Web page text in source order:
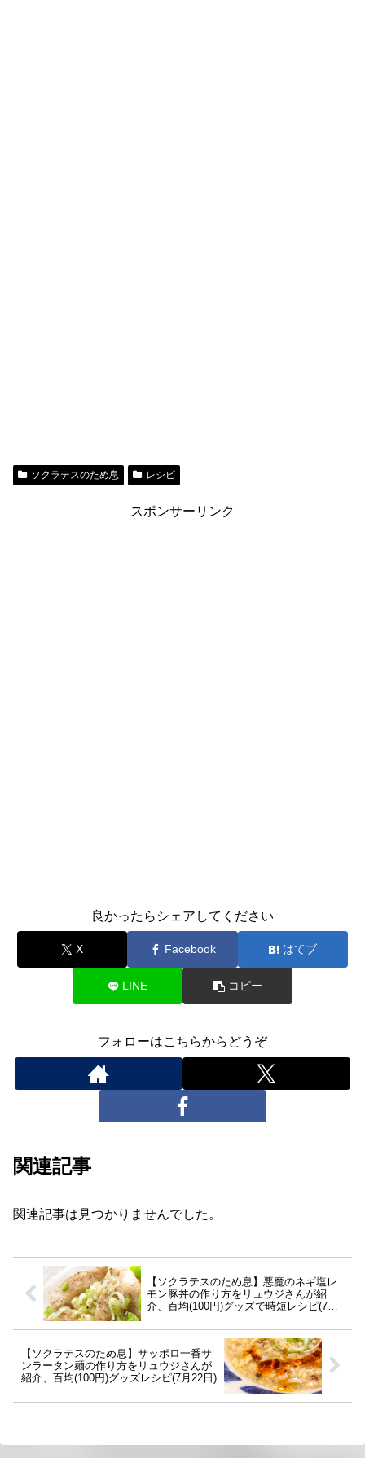
ソクラテスのため息 レシピ
スポンサーリンク
良かったらシェアしてください
X Facebook はてブ
LINE コピー
フォローはこちらからどうぞ
関連記事
関連記事は見つかりませんでした。
【ソクラテスのため息】悪魔のネギ塩レ
モン豚丼の作り方をリュウジさんが紹
介、百均(100円)グッズで時短レシピ(7月
【ソクラテスのため息】サッポロ一番サ
ンラータン麺の作り方をリュウジさんが
紹介、百均(100円)グッズレシピ(7月22日)